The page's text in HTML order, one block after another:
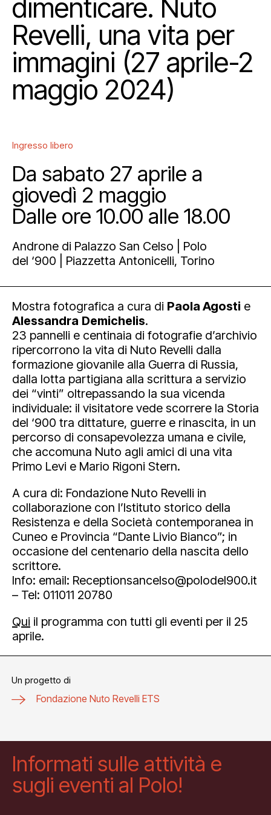
dimenticare. Nuto
Revelli, una vita per
immagini (27 aprile-2
maggio 2024)
Ingresso libero
Da sabato 27 aprile a
giovedì 2 maggio
Dalle ore 10.00 alle 18.00
Androne di Palazzo San Celso | Polo
del ‘900 | Piazzetta Antonicelli, Torino
Mostra fotografica a cura di Paola Agosti e
Alessandra Demichelis.
23 pannelli e centinaia di fotografie d’archivio
ripercorrono la vita di Nuto Revelli dalla
formazione giovanile alla Guerra di Russia,
dalla lotta partigiana alla scrittura a servizio
dei “vinti” oltrepassando la sua vicenda
individuale: il visitatore vede scorrere la Storia
del ‘900 tra dittature, guerre e rinascita, in un
percorso di consapevolezza umana e civile,
che accomuna Nuto agli amici di una vita
Primo Levi e Mario Rigoni Stern.
A cura di: Fondazione Nuto Revelli in
collaborazione con l’Istituto storico della
Resistenza e della Società contemporanea in
Cuneo e Provincia “Dante Livio Bianco”; in
occasione del centenario della nascita dello
scrittore.
Info: email: Receptionsancelso@polodel900.it
– Tel: 011011 20780
Qui il programma con tutti gli eventi per il 25
aprile.
Un progetto di
Fondazione Nuto Revelli ETS
Informati sulle attività e
sugli eventi al Polo!